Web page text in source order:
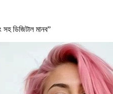
ডিজিটাল মানব”